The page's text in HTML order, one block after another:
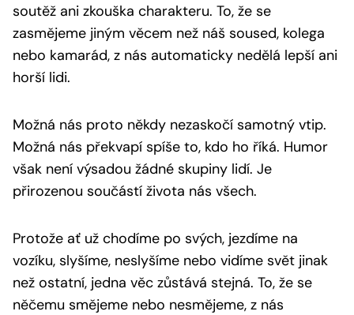
soutěž ani zkouška charakteru. To, že se
zasmějeme jiným věcem než náš soused, kolega
nebo kamarád, z nás automaticky nedělá lepší ani
horší lidi.
Možná nás proto někdy nezaskočí samotný vtip.
Možná nás překvapí spíše to, kdo ho říká. Humor
však není výsadou žádné skupiny lidí. Je
přirozenou součástí života nás všech.
Protože ať už chodíme po svých, jezdíme na
vozíku, slyšíme, neslyšíme nebo vidíme svět jinak
než ostatní, jedna věc zůstává stejná. To, že se
něčemu smějeme nebo nesmějeme, z nás